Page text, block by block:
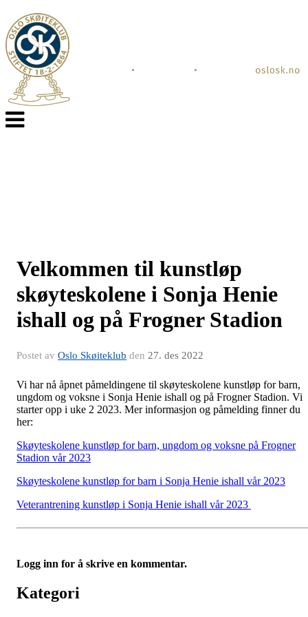
Veksle
navigasjon
Velkommen til kunstløp
skøyteskolene i Sonja Henie
ishall og på Frogner Stadion
Postet av Oslo Skøiteklub den 27. des 2022
Vi har nå åpnet påmeldingene til skøyteskolene kunstløp for barn,
ungdom og voksne i Sonja Henie ishall og på Frogner Stadion. Vi
starter opp i uke 2 2023. Mer informasjon og påmelding finner du
her:
Skøyteskolene kunstløp for barn, ungdom og voksne på Frogner
Stadion vår 2023
Skøyteskolene kunstløp for barn i Sonja Henie ishall vår 2023
Veterantrening kunstløp i Sonja Henie ishall vår 2023
Logg inn for å skrive en kommentar.
Kategori